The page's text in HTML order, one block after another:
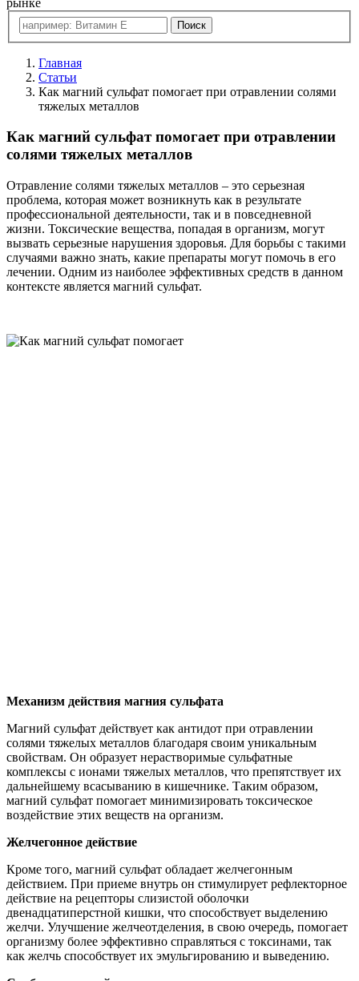
Главная
Статьи
Как магний сульфат помогает при отравлении солями
тяжелых металлов
Как магний сульфат помогает при отравлении
солями тяжелых металлов
Отравление солями тяжелых металлов – это серьезная
проблема, которая может возникнуть как в результате
профессиональной деятельности, так и в повседневной
жизни. Токсические вещества, попадая в организм, могут
вызвать серьезные нарушения здоровья. Для борьбы с такими
случаями важно знать, какие препараты могут помочь в его
лечении. Одним из наиболее эффективных средств в данном
контексте является магний сульфат.
Механизм действия магния сульфата
Магний сульфат действует как антидот при отравлении
солями тяжелых металлов благодаря своим уникальным
свойствам. Он образует нерастворимые сульфатные
комплексы с ионами тяжелых металлов, что препятствует их
дальнейшему всасыванию в кишечнике. Таким образом,
магний сульфат помогает минимизировать токсическое
воздействие этих веществ на организм.
Желчегонное действие
Кроме того, магний сульфат обладает желчегонным
действием. При приеме внутрь он стимулирует рефлекторное
действие на рецепторы слизистой оболочки
двенадцатиперстной кишки, что способствует выделению
желчи. Улучшение желчеотделения, в свою очередь, помогает
организму более эффективно справляться с токсинами, так
как желчь способствует их эмульгированию и выведению.